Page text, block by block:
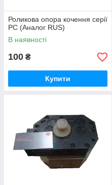
Роликова опора кочення серії
РС (Аналог RUS)
В наявності
100 ₴
Купити